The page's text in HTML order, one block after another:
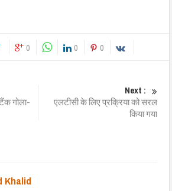
0 0 0
गोला-
Next :
एलटीसी के लिए प्रक्रिया को सरल
किया गया
Khalid